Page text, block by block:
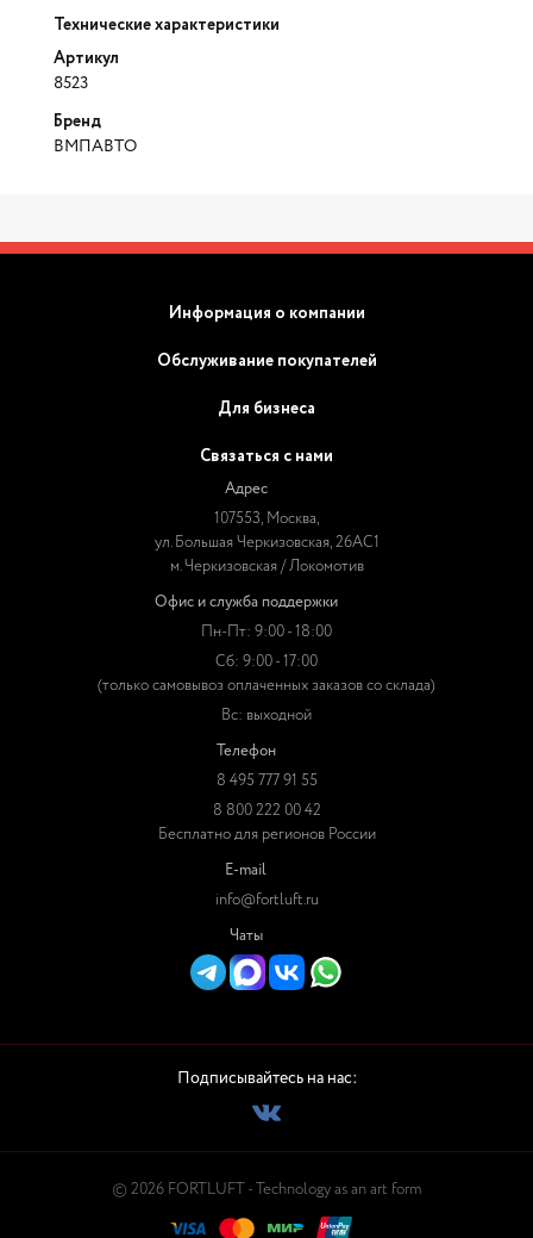
Технические характеристики
Артикул
8523
Бренд
ВМПАВТО
Информация о компании
Обслуживание покупателей
Для бизнеса
Связаться с нами
Адрес
107553, Москва,
ул. Большая Черкизовская, 26АС1
м. Черкизовская / Локомотив
Офис и служба поддержки
Пн-Пт: 9:00 - 18:00
Сб: 9:00 - 17:00
(только самовывоз оплаченных заказов со склада)
Вс: выходной
Телефон
8 495 777 91 55
8 800 222 00 42
Бесплатно для регионов России
E-mail
info@fortluft.ru
Чаты
Подписывайтесь на нас:
© 2026 FORTLUFT - Technology as an art form